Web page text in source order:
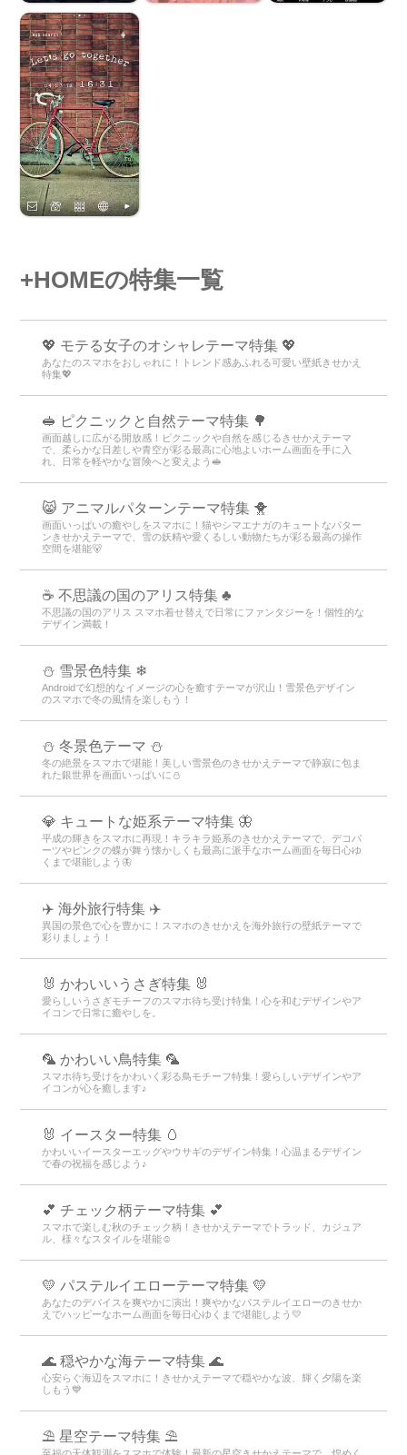
+HOMEの特集一覧
💖 モテる女子のオシャレテーマ特集 💖
あなたのスマホをおしゃれに！トレンド感あふれる可愛い壁紙きせかえ
特集💖
🥪 ピクニックと自然テーマ特集 🌳
画面越しに広がる開放感！ピクニックや自然を感じるきせかえテーマ
で、柔らかな日差しや青空が彩る最高に心地よいホーム画面を手に入
れ、日常を軽やかな冒険へと変えよう🥪
😸 アニマルパターンテーマ特集 🐥
画面いっぱいの癒やしをスマホに！猫やシマエナガのキュートなパター
ンきせかえテーマで、雪の妖精や愛くるしい動物たちが彩る最高の操作
空間を堪能🐻
☕ 不思議の国のアリス特集 ♣
不思議の国のアリス スマホ着せ替えで日常にファンタジーを！個性的な
デザイン満載！
⛄ 雪景色特集 ❄
Androidで幻想的なイメージの心を癒すテーマが沢山！雪景色デザイン
のスマホで冬の風情を楽しもう！
⛄️ 冬景色テーマ ⛄️
冬の絶景をスマホで堪能！美しい雪景色のきせかえテーマで静寂に包ま
れた銀世界を画面いっぱいに⛄️
💎 キュートな姫系テーマ特集 🦋
平成の輝きをスマホに再現！キラキラ姫系のきせかえテーマで、デコパ
ーツやピンクの蝶が舞う懐かしくも最高に派手なホーム画面を毎日心ゆ
くまで堪能しよう🦋
✈️ 海外旅行特集 ✈️
異国の景色で心を豊かに！スマホのきせかえを海外旅行の壁紙テーマで
彩りましょう！
🐰 かわいいうさぎ特集 🐰
愛らしいうさぎモチーフのスマホ待ち受け特集！心を和むデザインやア
イコンで日常に癒やしを。
🦜 かわいい鳥特集 🦜
スマホ待ち受けをかわいく彩る鳥モチーフ特集！愛らしいデザインやア
イコンが心を癒します♪
🐰 イースター特集 🥚
かわいいイースターエッグやウサギのデザイン特集！心温まるデザイン
で春の祝福を感じよう♪
💕 チェック柄テーマ特集 💕
スマホで楽しむ秋のチェック柄！きせかえテーマでトラッド、カジュア
ル、様々なスタイルを堪能☺️
💛 パステルイエローテーマ特集 💛
あなたのデバイスを爽やかに演出！爽やかなパステルイエローのきせか
えでハッピーなホーム画面を毎日心ゆくまで堪能しよう💛
🌊 穏やかな海テーマ特集 🌊
心安らぐ海辺をスマホに！きせかえテーマで穏やかな波、輝く夕陽を楽
しもう💙
⛱️ 星空テーマ特集 ⛱️